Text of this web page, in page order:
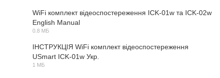
WiFi комплект відеоспостереження ICK-01w та ICK-02w
English Manual
0.8 МБ
ІНСТРУКЦІЯ WiFi комплект відеоспостереження
USmart ICK-01w Укр.
1 МБ